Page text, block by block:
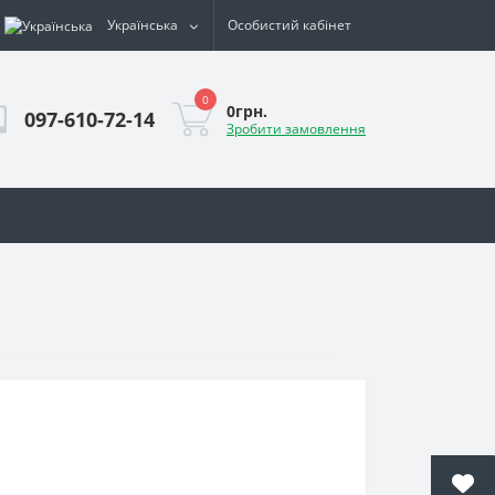
Українська Особистий кабінет
097-610-72-14
0
0грн.
Зробити замовлення